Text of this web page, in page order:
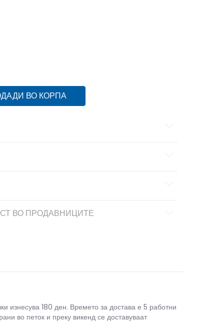
ВО КОРПА
ВО ПРОДАВНИЦИТЕ
изнесува 180 ден. Времето за достава е 5 работни
во петок и преку викенд се доставуваат